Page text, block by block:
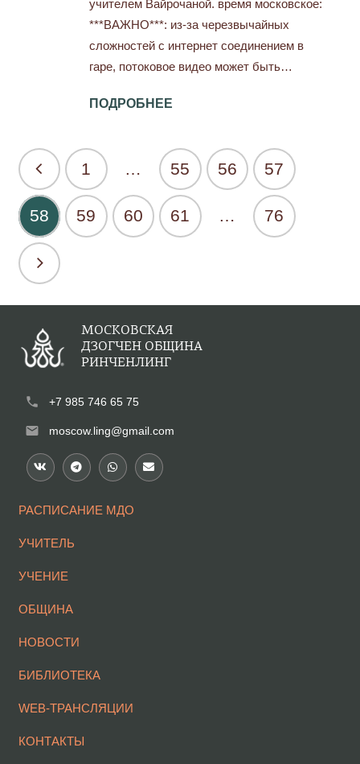
учителем Вайрочаной. время московское:
***ВАЖНО***: из-за черезвычайных
сложностей с интернет соединением в
гаре, потоковое видео может быть…
ПОДРОБНЕЕ
1 … 55 56 57
58 59 60 61 … 76
МОСКОВСКАЯ
ДЗОГЧЕН ОБЩИНА
РИНЧЕНЛИНГ
phone +7 985 746 65 75
mail moscow.ling@gmail.com
РАСПИСАНИЕ МДО
УЧИТЕЛЬ
УЧЕНИЕ
ОБЩИНА
НОВОСТИ
БИБЛИОТЕКА
WEB-ТРАНСЛЯЦИИ
КОНТАКТЫ